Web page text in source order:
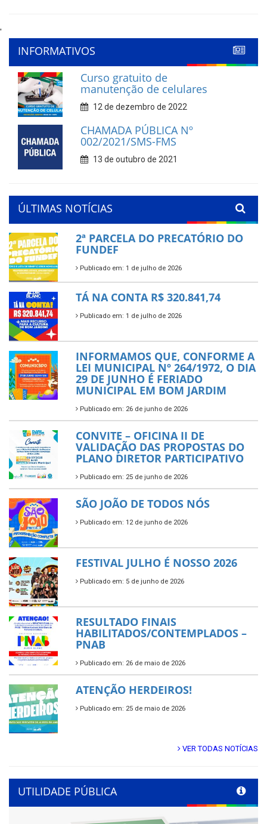
'
INFORMATIVOS
Curso gratuito de
manutenção de celulares
12 de dezembro de 2022
CHAMADA PÚBLICA Nº
002/2021/SMS-FMS
13 de outubro de 2021
ÚLTIMAS NOTÍCIAS
2ª PARCELA DO PRECATÓRIO DO
FUNDEF
Publicado em: 1 de julho de 2026
TÁ NA CONTA R$ 320.841,74
Publicado em: 1 de julho de 2026
INFORMAMOS QUE, CONFORME A
LEI MUNICIPAL Nº 264/1972, O DIA
29 DE JUNHO É FERIADO
MUNICIPAL EM BOM JARDIM
Publicado em: 26 de junho de 2026
CONVITE – OFICINA II DE
VALIDAÇÃO DAS PROPOSTAS DO
PLANO DIRETOR PARTICIPATIVO
Publicado em: 25 de junho de 2026
SÃO JOÃO DE TODOS NÓS
Publicado em: 12 de junho de 2026
FESTIVAL JULHO É NOSSO 2026
Publicado em: 5 de junho de 2026
RESULTADO FINAIS
HABILITADOS/CONTEMPLADOS –
PNAB
Publicado em: 26 de maio de 2026
ATENÇÃO HERDEIROS!
Publicado em: 25 de maio de 2026
VER TODAS NOTÍCIAS
UTILIDADE PÚBLICA